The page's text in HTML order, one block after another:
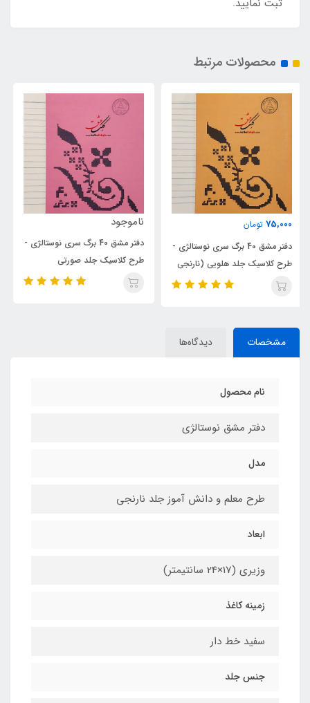
ثبت نمایید.
محصولات مرتبط
ناموجود
دفتر مشق 40 برگ سری نوستالژی -
طرح کلاسیک جلد صورتی
ناموجود
دفتر مشق 40 برگ سری نوستالژی -
طرح کلاسیک جلد سرخابی
مشخصات دیدگاه‌ها
نام محصول
دفتر مشق نوستالژی
مدل
طرح معلم و دانش آموز جلد نارنجی
ابعاد
وزیری (17×24 سانتیمتر)
زمینه کاغذ
سفید خط دار
جنس جلد